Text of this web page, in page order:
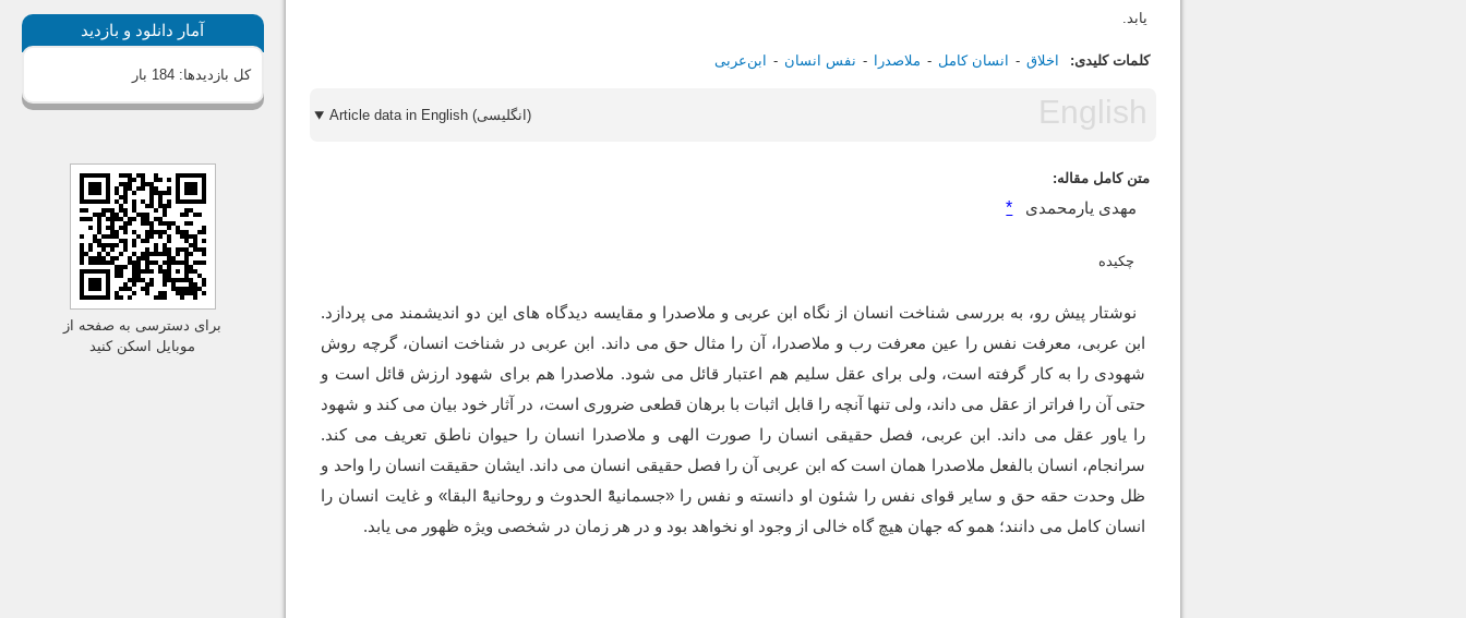
یابد.
کلمات کلیدی: اخلاق انسان کامل ملاصدرا نفس انسان ابن‌عربی
Article data in English (انگلیسی)
متن کامل مقاله:
مهدی یارمحمدی *
چکیده
نوشتار پیش رو، به بررسی شناخت انسان از نگاه ابن عربی و ملاصدرا و مقایسه دیدگاه های این دو اندیشمند می پردازد.
ابن عربی، معرفت نفس را عین معرفت رب و ملاصدرا، آن را مثال حق می داند. ابن عربی در شناخت انسان، گرچه روش
شهودی را به کار گرفته است، ولی برای عقل سلیم هم اعتبار قائل می شود. ملاصدرا هم برای شهود ارزش قائل است و
حتی آن را فراتر از عقل می داند، ولی تنها آنچه را قابل اثبات با برهان قطعی ضروری است، در آثار خود بیان می کند و شهود
را یاور عقل می داند. ابن عربی، فصل حقیقی انسان را صورت الهی و ملاصدرا انسان را حیوان ناطق تعریف می کند.
سرانجام، انسان بالفعل ملاصدرا همان است که ابن عربی آن را فصل حقیقی انسان می داند. ایشان حقیقت انسان را واحد و
ظل وحدت حقه حق و سایر قوای نفس را شئون او دانسته و نفس را «جسمانیهًْ الحدوث و روحانیهًْ البقا» و غایت انسان را
انسان کامل می دانند؛ همو که جهان هیچ گاه خالی از وجود او نخواهد بود و در هر زمان در شخصی ویژه ظهور می یابد.
آمار دانلود و بازدید
کل بازدیدها:184 بار
برای دسترسی به صفحه از
موبایل اسکن کنید